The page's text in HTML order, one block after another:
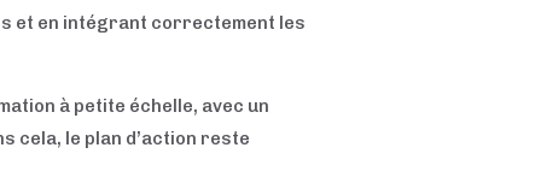
et en intégrant correctement les
à petite échelle, avec un
cela, le plan d’action reste